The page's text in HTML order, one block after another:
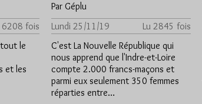
6208 fois
le
et les
Par Géplu
Lundi 25/11/19
Lu 2845 fois
C'est La Nouvelle République qui
nous apprend que l'Indre-et-Loire
compte 2.000 francs-maçons et
parmi eux seulement 350 femmes
réparties entre…